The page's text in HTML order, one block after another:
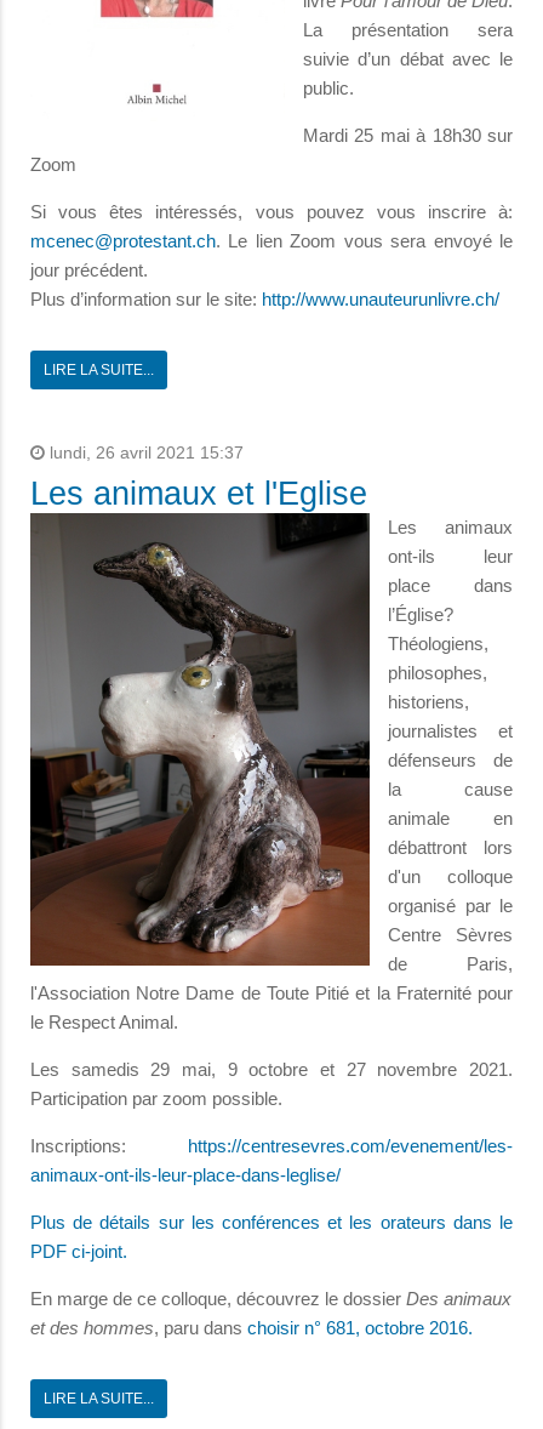
La présentation sera
suivie d’un débat avec le
public.
Mardi 25 mai à 18h30 sur
Zoom
Si vous êtes intéressés, vous pouvez vous inscrire à:
. Le lien Zoom vous sera envoyé le
jour précédent.
Plus d’information sur le site: http://www.unauteurunlivre.ch/
LIRE LA SUITE...
lundi, 26 avril 2021 15:37
Les animaux et l'Eglise
Les animaux
ont-ils leur
place dans
l’Église?
Théologiens,
philosophes,
historiens,
journalistes et
défenseurs de
la cause
animale en
débattront lors
d'un colloque
organisé par le
Centre Sèvres
de Paris,
l'Association Notre Dame de Toute Pitié et la Fraternité pour
le Respect Animal.
Les samedis 29 mai, 9 octobre et 27 novembre 2021.
Participation par zoom possible.
Inscriptions: https://centresevres.com/evenement/les-
animaux-ont-ils-leur-place-dans-leglise/
Plus de détails sur les conférences et les orateurs dans le
PDF ci-joint.
En marge de ce colloque, découvrez le dossier Des animaux
et des hommes, paru dans choisir n° 681, octobre 2016.
LIRE LA SUITE...